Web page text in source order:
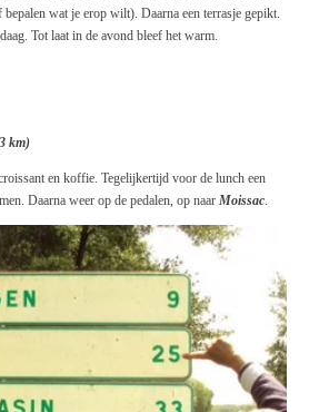
wat je erop wilt). Daarna een terrasje gepikt.
Tot laat in de avond bleef het warm.
km)
en koffie. Tegelijkertijd voor de lunch een
Daarna weer op de pedalen, op naar Moissac.